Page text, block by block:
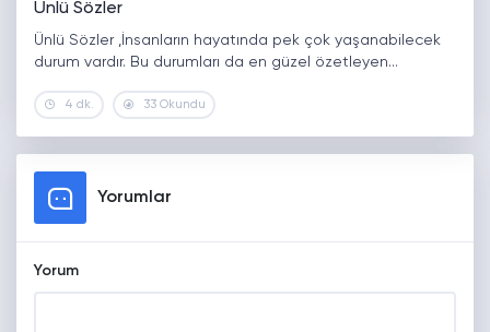
Ünlü Sözler
Ünlü Sözler ,İnsanların hayatında pek çok yaşanabilecek
durum vardır. Bu durumları da en güzel özetleyen…
4 dk. 33 Okundu
Yorumlar
Yorum